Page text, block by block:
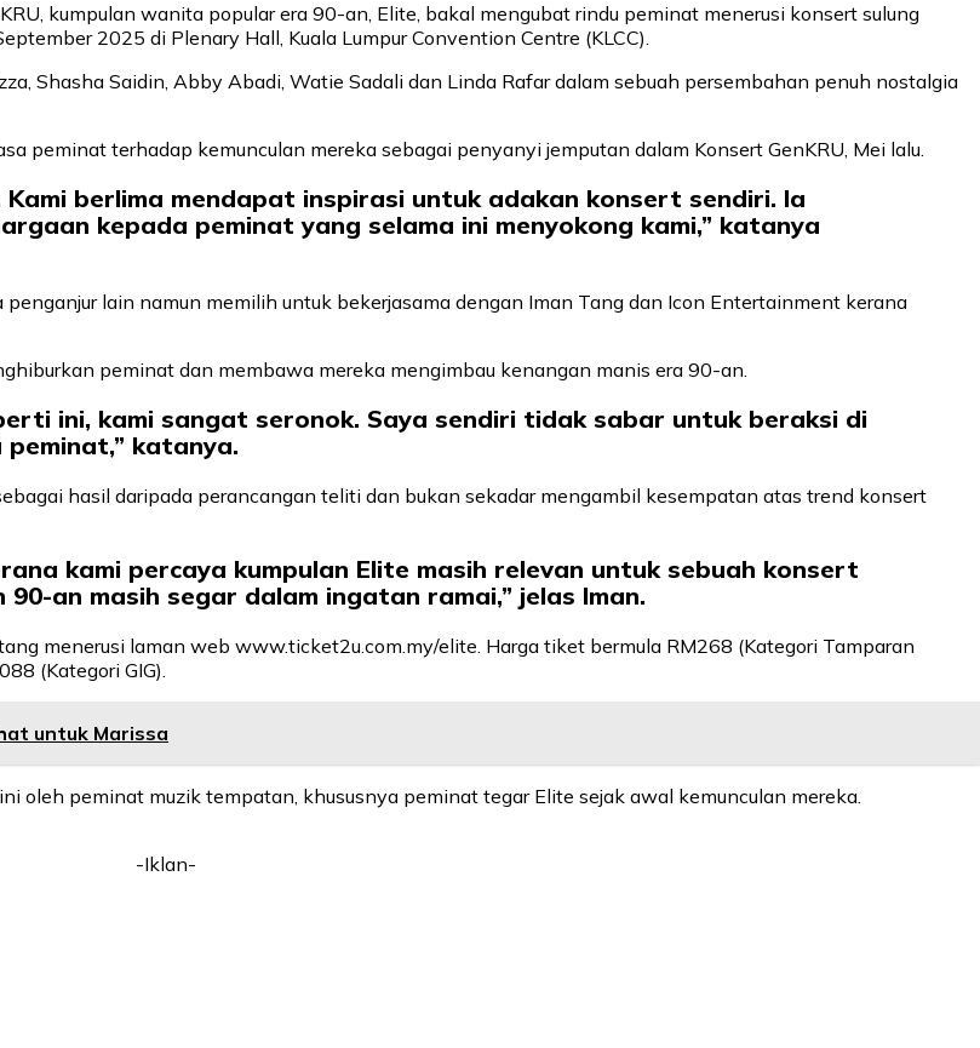
kumpulan wanita popular era 90-an, Elite, bakal mengubat rindu peminat menerusi konsert sulung
2025 di Plenary Hall, Kuala Lumpur Convention Centre (KLCC).
Shasha Saidin, Abby Abadi, Watie Sadali dan Linda Rafar dalam sebuah persembahan penuh nostalgia
peminat terhadap kemunculan mereka sebagai penyanyi jemputan dalam Konsert GenKRU, Mei lalu.
berlima mendapat inspirasi untuk adakan konsert sendiri. Ia
kepada peminat yang selama ini menyokong kami,” katanya
lain namun memilih untuk bekerjasama dengan Iman Tang dan Icon Entertainment kerana
peminat dan membawa mereka mengimbau kenangan manis era 90-an.
ini, kami sangat seronok. Saya sendiri tidak sabar untuk beraksi di
katanya.
hasil daripada perancangan teliti dan bukan sekadar mengambil kesempatan atas trend konsert
kami percaya kumpulan Elite masih relevan untuk sebuah konsert
an masih segar dalam ingatan ramai,” jelas Iman.
menerusi laman web www.ticket2u.com.my/elite. Harga tiket bermula RM268 (Kategori Tamparan
(Kategori GIG).
untuk Marissa
oleh peminat muzik tempatan, khususnya peminat tegar Elite sejak awal kemunculan mereka.
-Iklan-